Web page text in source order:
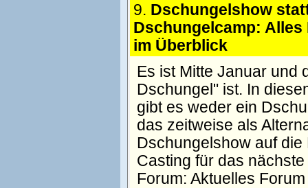
9. Dschungelshow
Dschungelcamp: Alles
im Überblick
Es ist Mitte Januar und
Dschungel" ist. In
gibt es weder ein
das zeitweise als
Dschungelshow auf
Casting für das
Forum: Aktuelles Forum